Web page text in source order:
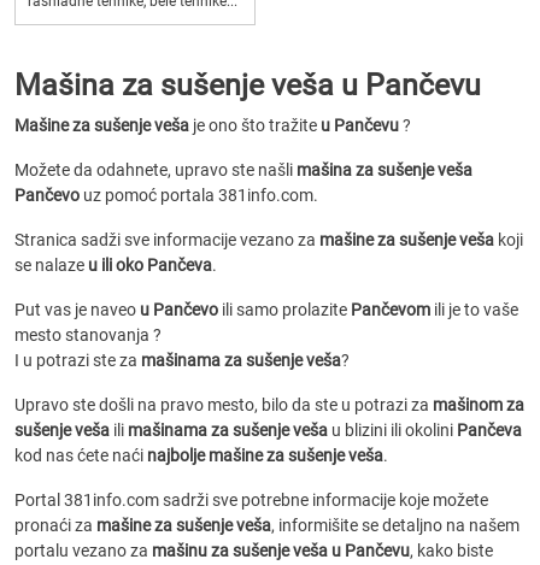
Mašina za sušenje veša u Pančevu
Mašine za sušenje veša je ono što tražite u Pančevu?
Možete da odahnete, upravo ste našli mašina za sušenje veša
Pančevo uz pomoć portala 381info.com.
Stranica sadži sve informacije vezano za mašine za sušenje veša koji
se nalaze u ili oko Pančeva.
Put vas je naveo u Pančevo ili samo prolazite Pančevom ili je to vaše
mesto stanovanja ?
I u potrazi ste za mašinama za sušenje veša?
Upravo ste došli na pravo mesto, bilo da ste u potrazi za mašinom za
sušenje veša ili mašinama za sušenje veša u blizini ili okolini Pančeva
kod nas ćete naći najbolje mašine za sušenje veša.
Portal 381info.com sadrži sve potrebne informacije koje možete
pronaći za mašine za sušenje veša, informišite se detaljno na našem
portalu vezano za mašinu za sušenje veša u Pančevu, kako biste